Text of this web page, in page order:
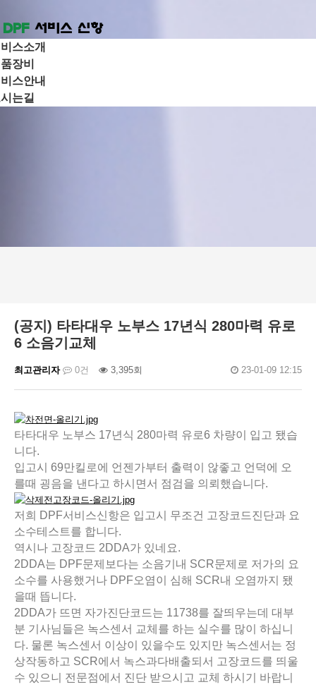
Toggle
navigation
DPF 서비스 신항
스소개
장비
스안내
는길
(공지) 타타대우 노부스 17년식 280마력 유로
6 소음기교체
최고관리자 0건 3,395회 23-01-09 12:15
타타대우 노부스 17년식 280마력 유로6 차량이 입고 됐습
니다.
입고시 69만킬로에 언젠가부터 출력이 않좋고 언덕에 오
를때 굉음을 낸다고 하시면서 점검을 의뢰했습니다.
저희 DPF서비스신항은 입고시 무조건 고장코드진단과 요
소수테스트를 합니다.
역시나 고장코드 2DDA가 있네요.
2DDA는 DPF문제보다는 소음기내 SCR문제로 저가의 요
소수를 사용했거나 DPF오염이 심해 SCR내 오염까지 됐
을때 뜹니다.
2DDA가 뜨면 자가진단코드는 11738를 잘띄우는데 대부
분 기사님들은 녹스센서 교체를 하는 실수를 많이 하십니
다. 물론 녹스센서 이상이 있을수도 있지만 녹스센서는 정
상작동하고 SCR에서 녹스과다배출되서 고장코드를 띄울
수 있으니 전문점에서 진단 받으시고 교체 하시기 바랍니